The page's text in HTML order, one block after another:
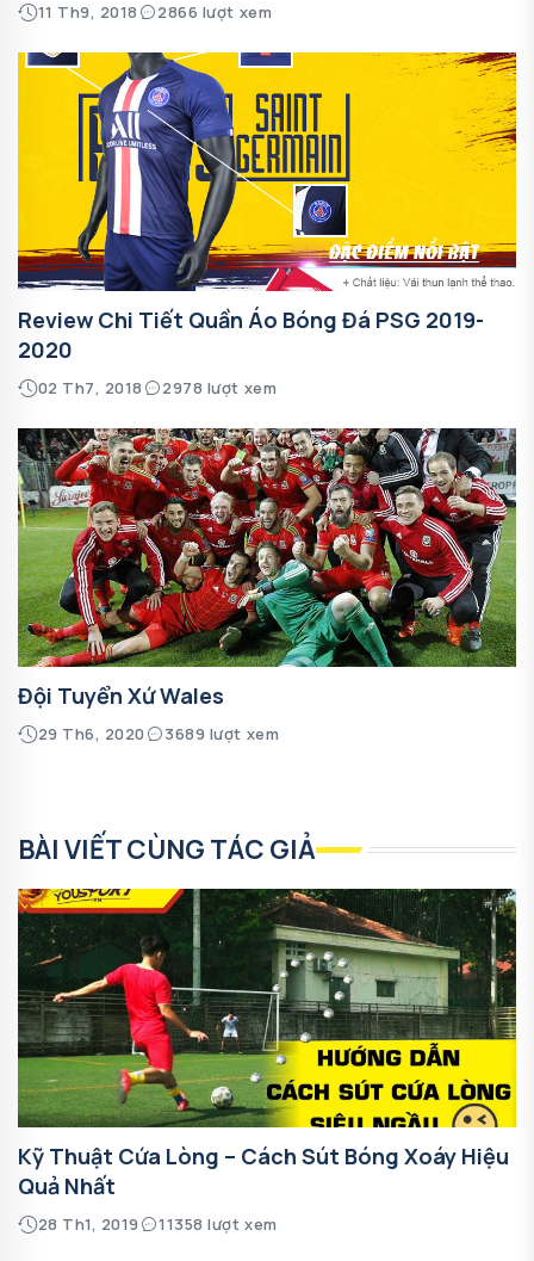
11 Th9, 2018 2866 lượt xem
Review Chi Tiết Quần Áo Bóng Đá PSG 2019-
2020
02 Th7, 2018 2978 lượt xem
Đội Tuyển Xứ Wales
29 Th6, 2020 3689 lượt xem
BÀI VIẾT CÙNG TÁC GIẢ
Kỹ Thuật Cứa Lòng – Cách Sút Bóng Xoáy Hiệu
Quả Nhất
28 Th1, 2019 11358 lượt xem